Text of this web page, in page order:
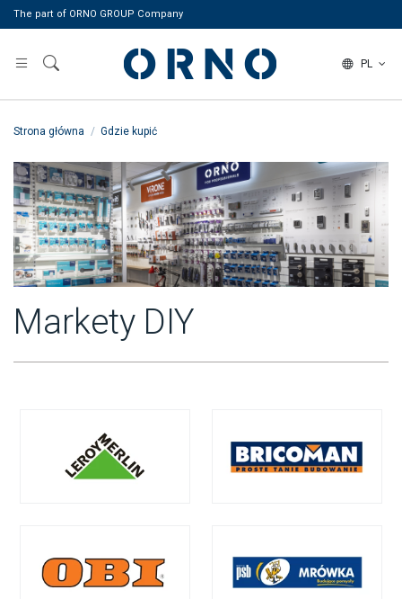
The part of ORNO GROUP Company
PL
Strona główna Gdzie kupić
Markety DIY